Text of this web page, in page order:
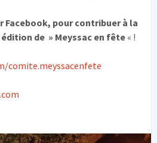
Facebook, pour contribuer à la
de » Meyssac en fête« !
comite.meyssacenfete